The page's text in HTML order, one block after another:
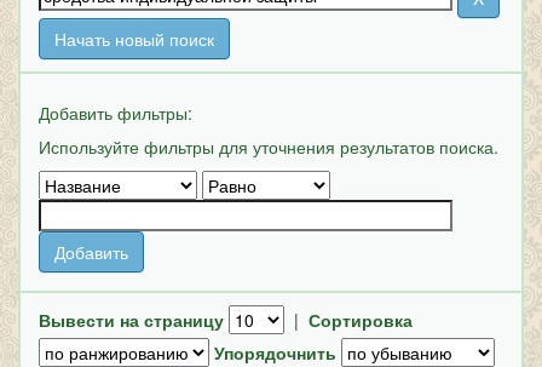
Начать новый поиск
Добавить фильтры:
Используйте фильтры для уточнения результатов поиска.
Вывести на страницу | Сортировка
Упорядочнить